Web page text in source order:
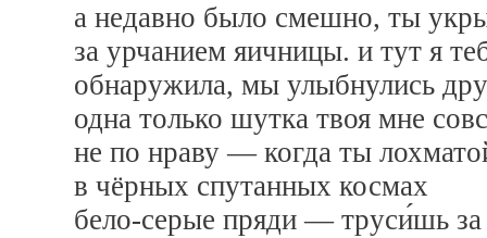
а недавно было смешно, ты
за урчанием яичницы. и тут я
обнаружила, мы улыбнулись
одна только шутка твоя мне
не по нраву — когда ты
в чёрных спутанных космах
бело-серые пряди — труси́шь